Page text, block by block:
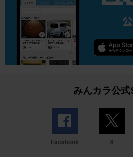
みんカラ公式
Facebook X